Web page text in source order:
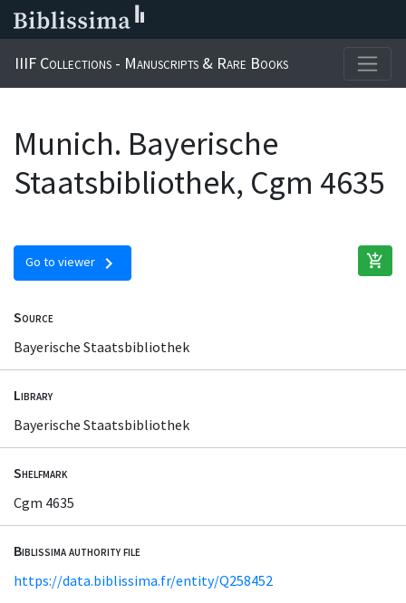
IIIF Collections - Manuscripts & Rare Books
Munich. Bayerische
Staatsbibliothek, Cgm 4635
Go to viewer chevron_right add_shopping_cart
Source
Bayerische Staatsbibliothek
Library
Bayerische Staatsbibliothek
Shelfmark
Cgm 4635
Biblissima authority file
https://data.biblissima.fr/entity/Q258452